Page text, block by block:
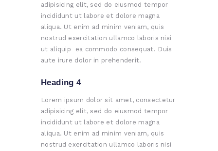
adipisicing elit, sed do eiusmod tempor
incididunt ut labore et dolore magna
aliqua. Ut enim ad minim veniam, quis
nostrud exercitation ullamco laboris nisi
ut aliquip ea commodo consequat. Duis
aute irure dolor in prehenderit.
Heading 4
Lorem ipsum dolor sit amet, consectetur
adipisicing elit, sed do eiusmod tempor
incididunt ut labore et dolore magna
aliqua. Ut enim ad minim veniam, quis
nostrud exercitation ullamco laboris nisi